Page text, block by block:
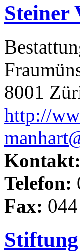
Steiner
8001
http://
Kontakt:
Telefon:
Fax: